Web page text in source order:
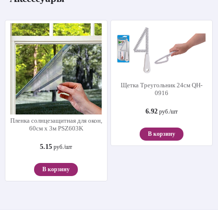
Пленка солнцезащитная для окон,
60см х 3м PSZ603K
5.15 руб./шт
В корзину
Щетка Треугольник 24см QH-
0916
6.92руб./шт
В корзину